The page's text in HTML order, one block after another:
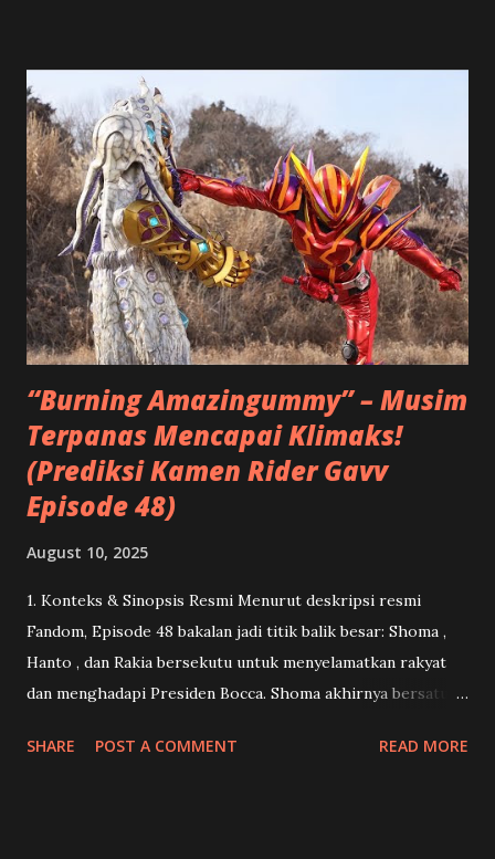
Tampaknya ini akan menjadi selingan ringan dari konflik
besar, namun justru menjadi awal dari konfrontasi
emosional yang mendalam. Di toko tersebut, mereka
bertemu Kenji (Yoshioka Mutsuo), seorang pengrajin
wagashi berbakat… yang ternyata adalah Granute ,
antagonis yang selama ini diburu Hanto karena menculik
ibunya. Hanto (Hino Yusuke) yang selama ini menghidupi
dirinya dengan semangat balas dendam mendadak goyah,
apalagi ketika melihat Kenji mendapat tempat sebagai
sosok ayah kedua...
“Burning Amazingummy” – Musim
Terpanas Mencapai Klimaks!
(Prediksi Kamen Rider Gavv
Episode 48)
August 10, 2025
1. Konteks & Sinopsis Resmi Menurut deskripsi resmi
Fandom, Episode 48 bakalan jadi titik balik besar: Shoma ,
Hanto , dan Rakia bersekutu untuk menyelamatkan rakyat
dan menghadapi Presiden Bocca. Shoma akhirnya bersatu
momen debut Gavv Amazingummy Form serta penampilan
SHARE POST A COMMENT READ MORE